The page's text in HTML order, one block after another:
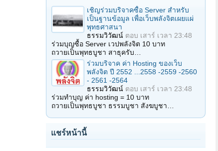
เชิญร่วมบริจาคซื้อ Server สำหรับ
เป็นฐานข้อมูล เพื่อเว็บพลังจิตเผยแผ่
พุทธศาสนา
ธรรมวิวัฒน์ ตอบ เสาร์ เวลา 23:48
ร่วมบุญซื้อ Server เวปพลังจิต 10 บาท
ถวายเป็นพุทธบูชา สาธุครับ…
ร่วมบริจาค ค่า Hosting ของเว็บ
พลังจิต ปี 2552 ...2558 -2559 -2560
- 2561 -2564
ธรรมวิวัฒน์ ตอบ เสาร์ เวลา 23:48
ร่วมทำบุญ ค่า hosting = 10 บาท
ถวายเป็นพุทธบูชา ธรรมบูชา สังฆบูชา…
แชร์หน้านี้